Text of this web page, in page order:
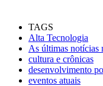
TAGS
Alta Tecnologia
As últimas notícias
cultura e crônicas
desenvolvimento
eventos atuais